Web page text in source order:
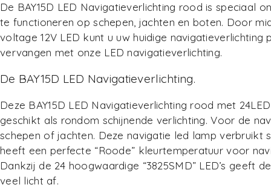
De BAY15D LED Navigatieverlichting rood is speciaal
te functioneren op schepen, jachten en boten. Door
voltage 12V LED kunt u uw huidige navigatieverlichting
vervangen met onze LED navigatieverlichting.
De BAY15D LED Navigatieverlichting.
Deze BAY15D LED Navigatieverlichting rood met
geschikt als rondom schijnende verlichting. Voor de
schepen of jachten. Deze navigatie led lamp verbruikt
heeft een perfecte “Roode” kleurtemperatuur voor
Dankzij de 24 hoogwaardige “3825SMD” LED’s geeft
veel licht af.